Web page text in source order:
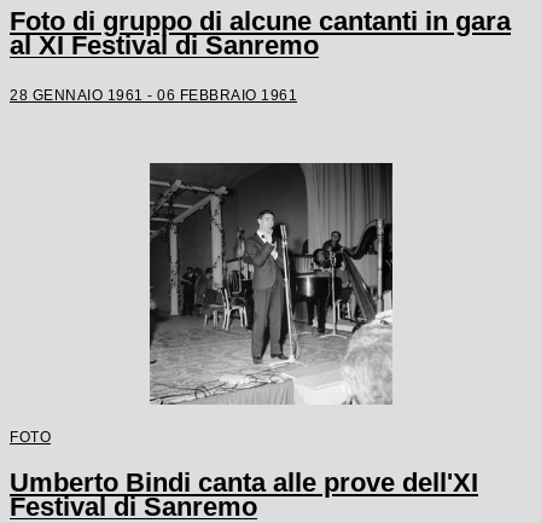
Foto di gruppo di alcune cantanti in gara
al XI Festival di Sanremo
28 GENNAIO 1961 - 06 FEBBRAIO 1961
FOTO
Umberto Bindi canta alle prove dell'XI
Festival di Sanremo